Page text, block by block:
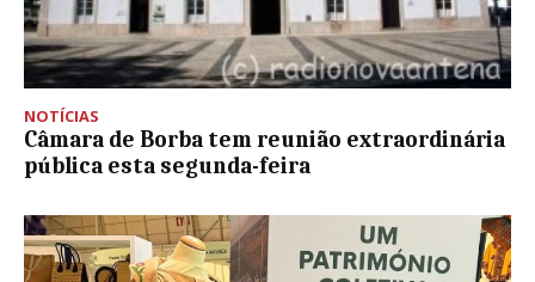
NOTÍCIAS
Câmara de Borba tem reunião extraordinária
pública esta segunda-feira